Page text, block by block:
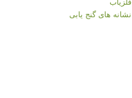
نشانه های گنج یابی